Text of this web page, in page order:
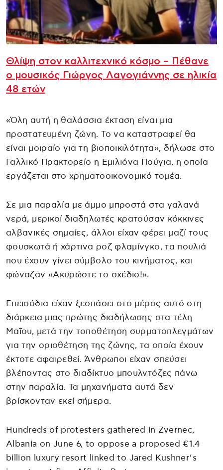
Θλίψη στον καλλιτεχνικό κόσμο – Πέθανε
ο μουσικός Γιώργος Λαγογιάννης σε ηλικία
48 ετών
«Όλη αυτή η θαλάσσια έκταση είναι μια
προστατευμένη ζώνη. Το να καταστραφεί θα
είναι μοιραίο για τη βιοποικιλότητα», δήλωσε στο
Γαλλικό Πρακτορείο η Εμιλιόνα Πούγια, η οποία
εργάζεται στο χρηματοοικονομικό τομέα.
Σε μια παραλία με άμμο μπροστά στα γαλανά
νερά, μερικοί διαδηλωτές κρατούσαν κόκκινες
αλβανικές σημαίες, άλλοι είχαν φέρει μαζί τους
φουσκωτά ή χάρτινα ροζ φλαμίνγκο, τα πουλιά
που έχουν γίνει σύμβολο του κινήματος, και
φώναζαν «Ακυρώστε το σχέδιο!».
Επεισόδια είχαν ξεσπάσει στο μέρος αυτό στη
διάρκεια μιας πρώτης διαδήλωσης στα τέλη
Μαΐου, μετά την τοποθέτηση συρματοπλεγμάτων
για την οριοθέτηση της ζώνης, τα οποία έχουν
έκτοτε αφαιρεθεί. Άνθρωποι είχαν σπεύσει
βλέποντας στο διαδίκτυο μπουλντόζες πάνω
στην παραλία. Τα μηχανήματα αυτά δεν
βρίσκονταν εκεί σήμερα.
Hundreds of protesters gathered in Zvernec,
Albania on June 6, to oppose a proposed €1.4
billion luxury resort linked to Jared Kushner’s